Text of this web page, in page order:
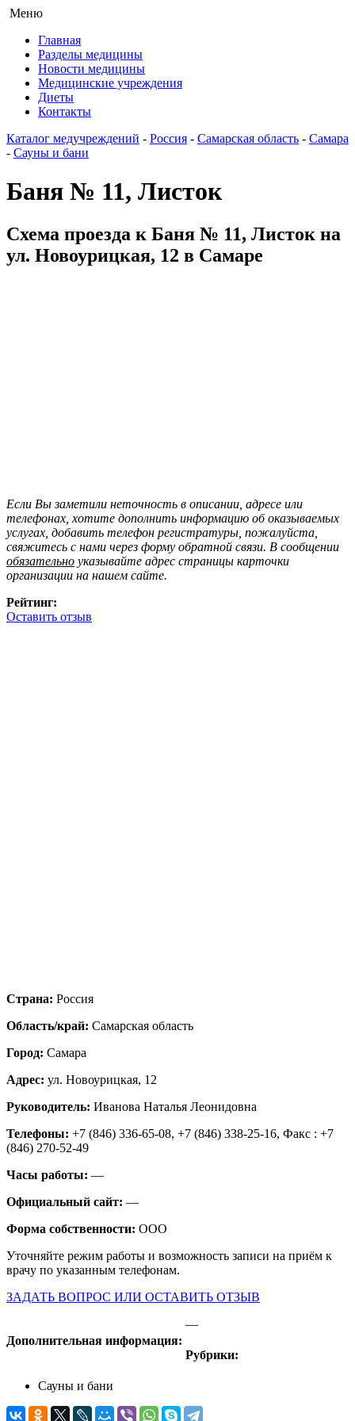
Меню
Главная
Разделы медицины
Новости медицины
Медицинские учреждения
Диеты
Контакты
Каталог медучреждений - Россия - Самарская область - Самара
- Сауны и бани
Баня № 11, Листок
Схема проезда к Баня № 11, Листок на
ул. Новоурицкая, 12 в Самаре
Если Вы заметили неточность в описании, адресе или
телефонах, хотите дополнить информацию об оказываемых
услугах, добавить телефон регистратуры, пожалуйста,
свяжитесь с нами через форму обратной связи. В сообщении
обязательно указывайте адрес страницы карточки
организации на нашем сайте.
Рейтинг:
Оставить отзыв
Страна: Россия
Область/край: Самарская область
Город: Самара
Адрес: ул. Новоурицкая, 12
Руководитель: Иванова Наталья Леонидовна
Телефоны: +7 (846) 336-65-08, +7 (846) 338-25-16, Факс : +7
(846) 270-52-49
Часы работы: —
Официальный сайт: —
Форма собственности: ООО
Уточняйте режим работы и возможность записи на приём к
врачу по указанным телефонам.
ЗАДАТЬ ВОПРОС ИЛИ ОСТАВИТЬ ОТЗЫВ
Дополнительная информация:
—
Рубрики:
Сауны и бани